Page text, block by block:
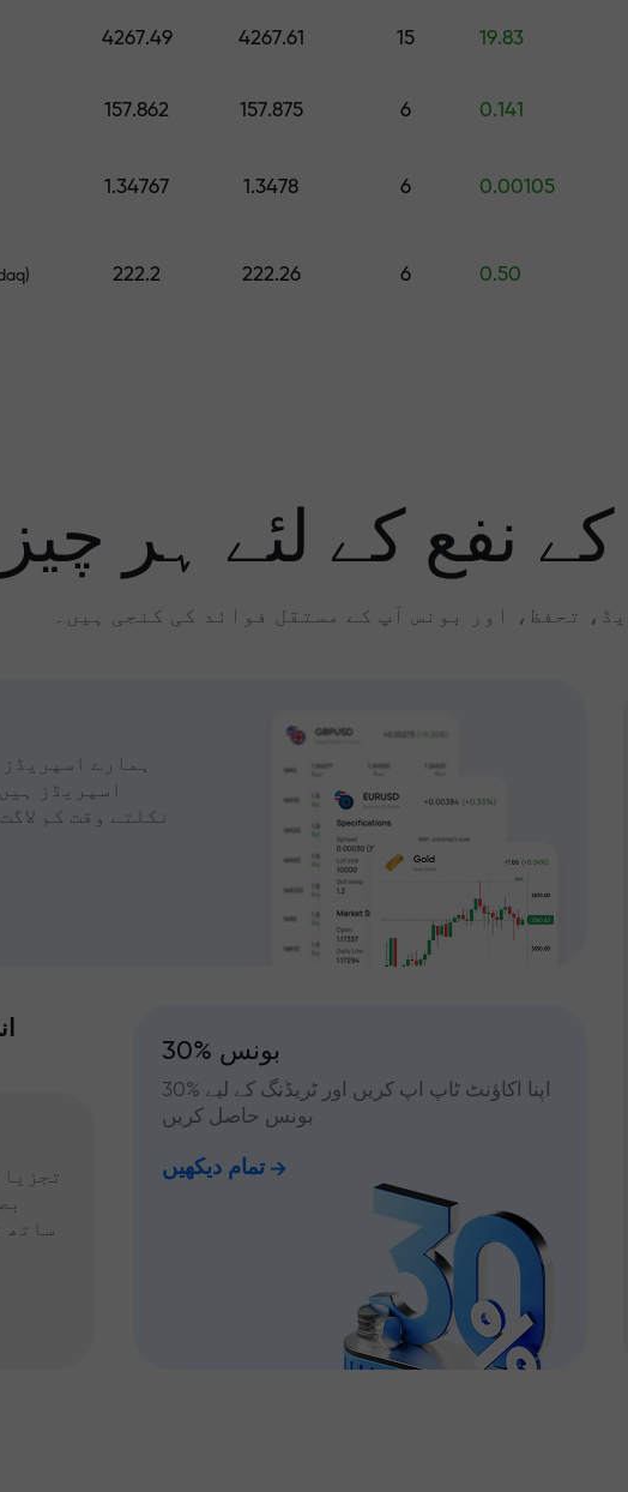
نہیں
اپنے اکاونٹ میں جمع کروائیں $333 — اور حاصل کریں تک کا تحفہ $1,500
سے پاک
منافع کی
4267.49 4267.61 15 19.83
157.862 157.875 6 0.141
1.34767 1.3478 6 0.00105
222.2 222.26 6 0.50
نفع کے لئے ہر چیز
تحفظ، اور بونس آپ کے مستقل فوائد کی کنجی ہیں۔
ہمارے
اسپریڈز
نکلتے وقت کم
ساتھ
30% بونس
اپنا اکاؤنٹ ٹاپ اپ کریں اور ٹریڈنگ کے لیے %30
بونس حاصل کریں
تمام دیکھیں